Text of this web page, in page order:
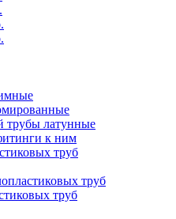
трубы латунные
к ним
труб
труб
труб